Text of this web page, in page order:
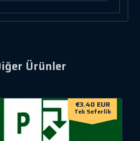
Ürünler
€3.40 EUR
Tek Seferlik